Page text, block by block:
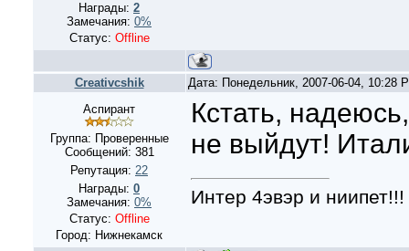
Награды: 2
Замечания: 0%
Статус: Offline
Creativcshik
Дата: Понедельник, 2007-06-04, 10:28
Аспирант
Группа: Проверенные
Сообщений: 381
Репутация: 22
Награды: 0
Замечания: 0%
Статус: Offline
Город: Нижнекамск
Кстать,
не выйдут!
Интер 4эвэр и ниипет!!!